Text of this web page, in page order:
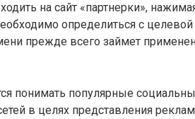
на сайт «партнерки»,
определиться с
прежде всего займет
понимать популярные
в целях представления